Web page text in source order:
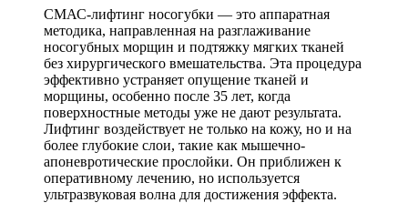
СМАС-лифтинг носогубки — это аппаратная
методика, направленная на разглаживание
носогубных морщин и подтяжку мягких тканей
без хирургического вмешательства. Эта процедура
эффективно устраняет опущение тканей и
морщины, особенно после 35 лет, когда
поверхностные методы уже не дают результата.
Лифтинг воздействует не только на кожу, но и на
более глубокие слои, такие как мышечно-
апоневротические прослойки. Он приближен к
оперативному лечению, но используется
ультразвуковая волна для достижения эффекта.